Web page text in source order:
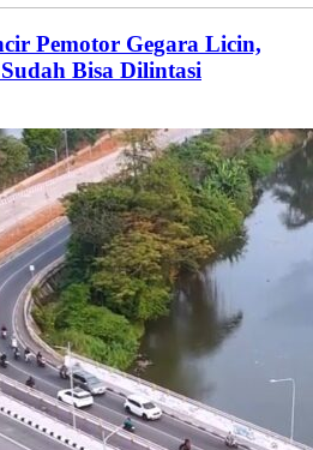
Pemotor Gegara Licin,
Bisa Dilintasi